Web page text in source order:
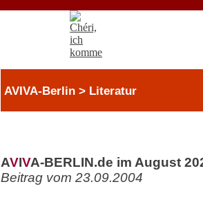
AVIVA-Berlin > Literatur
AVIVA-BERLIN.de im August
Beitrag vom 23.09.2004